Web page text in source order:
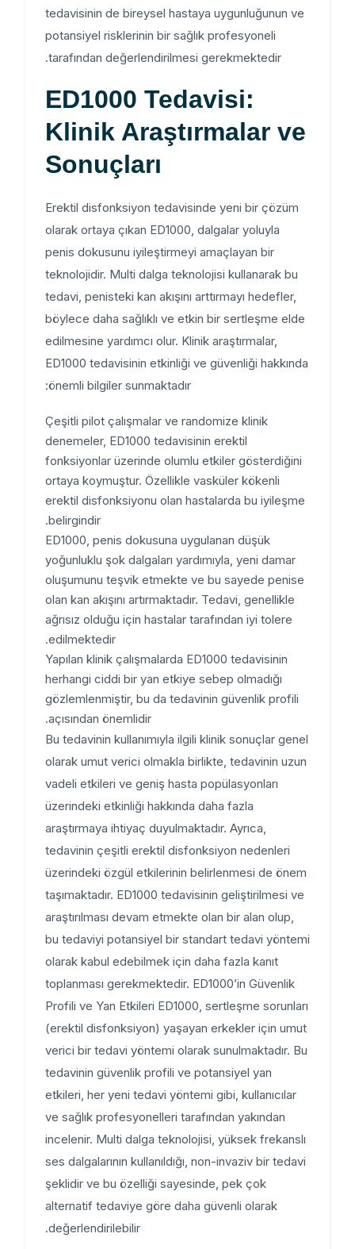
tedavisinin de bireysel hastaya uygunluğunun ve
potansiyel risklerinin bir sağlık profesyoneli
tarafından değerlendirilmesi gerekmektedir.
ED1000 Tedavisi:
Klinik Araştırmalar ve
Sonuçları
Erektil disfonksiyon tedavisinde yeni bir çözüm
olarak ortaya çıkan ED1000, dalgalar yoluyla
penis dokusunu iyileştirmeyi amaçlayan bir
teknolojidir. Multi dalga teknolojisi kullanarak bu
tedavi, penisteki kan akışını arttırmayı hedefler,
böylece daha sağlıklı ve etkin bir sertleşme elde
edilmesine yardımcı olur. Klinik araştırmalar,
ED1000 tedavisinin etkinliği ve güvenliği hakkında
önemli bilgiler sunmaktadır:
Çeşitli pilot çalışmalar ve randomize klinik
denemeler, ED1000 tedavisinin erektil
fonksiyonlar üzerinde olumlu etkiler gösterdiğini
ortaya koymuştur. Özellikle vasküler kökenli
erektil disfonksiyonu olan hastalarda bu iyileşme
belirgindir.
ED1000, penis dokusuna uygulanan düşük
yoğunluklu şok dalgaları yardımıyla, yeni damar
oluşumunu teşvik etmekte ve bu sayede penise
olan kan akışını artırmaktadır. Tedavi, genellikle
ağrısız olduğu için hastalar tarafından iyi tolere
edilmektedir.
Yapılan klinik çalışmalarda ED1000 tedavisinin
herhangi ciddi bir yan etkiye sebep olmadığı
gözlemlenmiştir, bu da tedavinin güvenlik profili
açısından önemlidir.
Bu tedavinin kullanımıyla ilgili klinik sonuçlar genel
olarak umut verici olmakla birlikte, tedavinin uzun
vadeli etkileri ve geniş hasta popülasyonları
üzerindeki etkinliği hakkında daha fazla
araştırmaya ihtiyaç duyulmaktadır. Ayrıca,
tedavinin çeşitli erektil disfonksiyon nedenleri
üzerindeki özgül etkilerinin belirlenmesi de önem
taşımaktadır. ED1000 tedavisinin geliştirilmesi ve
araştırılması devam etmekte olan bir alan olup,
bu tedaviyi potansiyel bir standart tedavi yöntemi
olarak kabul edebilmek için daha fazla kanıt
toplanması gerekmektedir. ED1000’in Güvenlik
Profili ve Yan Etkileri ED1000, sertleşme sorunları
(erektil disfonksiyon) yaşayan erkekler için umut
verici bir tedavi yöntemi olarak sunulmaktadır. Bu
tedavinin güvenlik profili ve potansiyel yan
etkileri, her yeni tedavi yöntemi gibi, kullanıcılar
ve sağlık profesyonelleri tarafından yakından
incelenir. Multi dalga teknolojisi, yüksek frekanslı
ses dalgalarının kullanıldığı, non-invaziv bir tedavi
şeklidir ve bu özelliği sayesinde, pek çok
alternatif tedaviye göre daha güvenli olarak
değerlendirilebilir.